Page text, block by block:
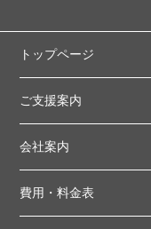
トップページ
ご支援案内
会社案内
費用・料金表